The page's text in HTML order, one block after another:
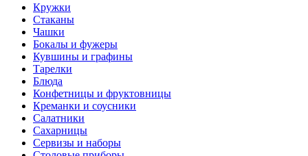
Кружки
Стаканы
Чашки
Бокалы и фужеры
Кувшины и графины
Тарелки
Блюда
Конфетницы и фруктовницы
Креманки и соусники
Салатники
Сахарницы
Сервизы и наборы